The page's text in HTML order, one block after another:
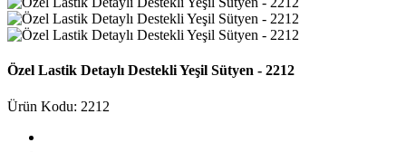
Özel Lastik Detaylı Destekli Yeşil Sütyen - 2212
Ürün Kodu: 2212